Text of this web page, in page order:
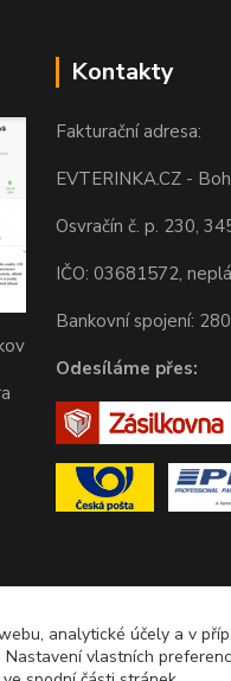
Kontakty
Fakturační adresa:
EVTERINKA.CZ -
Osvračín č. p. 230,
IČO: 03681572,
Bankovní spojení:
Odesíláme přes:
analytické účely a v
vlastních